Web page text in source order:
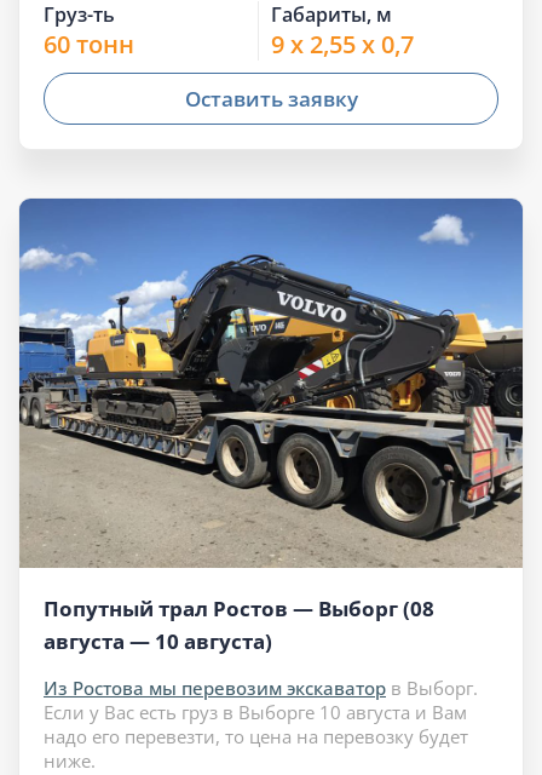
Груз-ть
60 тонн
Габариты, м
9 x 2,55 x 0,7
Оставить заявку
Попутный трал Ростов — Выборг (08
августа — 10 августа)
Из Ростова мы перевозим экскаватор в Выборг.
Если у Вас есть груз в Выборге 10 августа и Вам
надо его перевезти, то цена на перевозку будет
ниже.